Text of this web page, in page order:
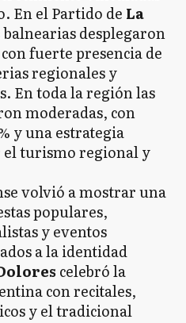
En el Partido de La
balnearias desplegaron
fuerte presencia de
regionales y
En toda la región las
moderadas, con
y una estrategia
turismo regional y
volvió a mostrar una
populares,
y eventos
a la identidad
celebró la
con recitales,
y el tradicional